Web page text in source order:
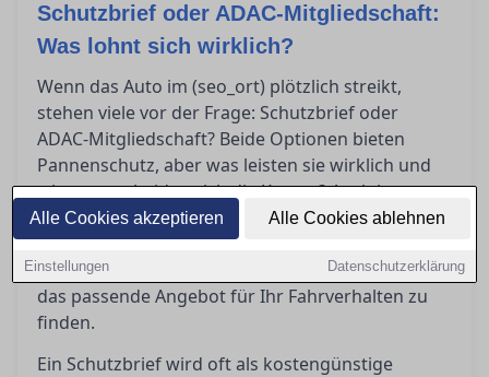
Alle Cookies akzeptieren Alle Cookies ablehnen
Einstellungen Datenschutzerklärung
Schutzbrief oder ADAC-Mitgliedschaft:
Was lohnt sich wirklich?
Wenn das Auto im (seo_ort) plötzlich streikt,
stehen viele vor der Frage: Schutzbrief oder
ADAC-Mitgliedschaft? Beide Optionen bieten
Pannenschutz, aber was leisten sie wirklich und
wie unterscheiden sich die Kosten? Auch im
Ausland gelten spezielle Regelungen. Dieser
Artikel beleuchtet die Vor- und Nachteile der
unterschiedlichen Modelle und hilft Ihnen dabei,
das passende Angebot für Ihr Fahrverhalten zu
finden.
Ein Schutzbrief wird oft als kostengünstige